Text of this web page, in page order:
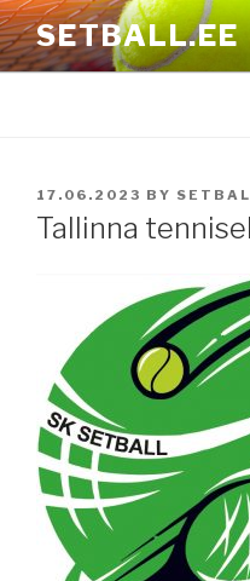
Skip
to
content
SETBALL.EE
POSTED
ON
17.06.2023 BY
Tallinna